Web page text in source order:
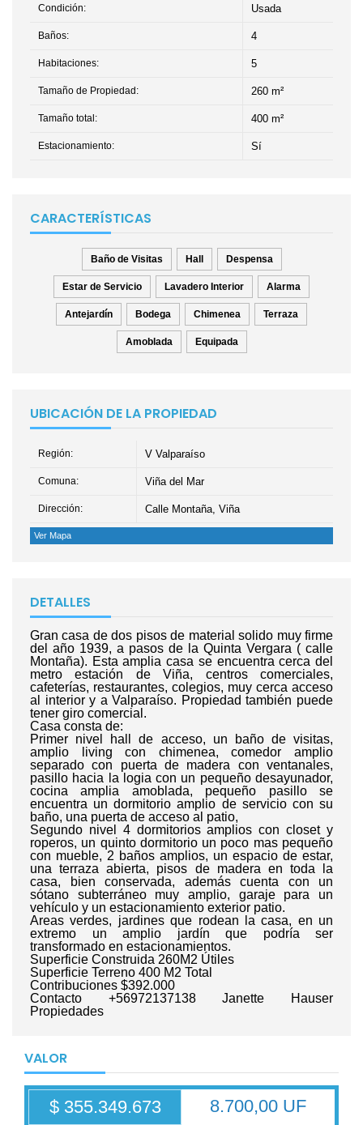
Condición: Usada
Baños: 4
Habitaciones: 5
Tamaño de Propiedad: 260 m²
Tamaño total: 400 m²
Estacionamiento: Sí
CARACTERÍSTICAS
Baño de Visitas Hall Despensa
Estar de Servicio Lavadero Interior Alarma
Antejardín Bodega Chimenea Terraza
Amoblada Equipada
UBICACIÓN DE LA PROPIEDAD
Región: V Valparaíso
Comuna: Viña del Mar
Dirección: Calle Montaña, Viña
Ver Mapa
DETALLES
Gran casa de dos pisos de material solido muy firme
del año 1939, a pasos de la Quinta Vergara ( calle
Montaña). Esta amplia casa se encuentra cerca del
metro estación de Viña, centros comerciales,
cafeterías, restaurantes, colegios, muy cerca acceso
al interior y a Valparaíso. Propiedad también puede
tener giro comercial.
Casa consta de:
Primer nivel hall de acceso, un baño de visitas,
amplio living con chimenea, comedor amplio
separado con puerta de madera con ventanales,
pasillo hacia la logia con un pequeño desayunador,
cocina amplia amoblada, pequeño pasillo se
encuentra un dormitorio amplio de servicio con su
baño, una puerta de acceso al patio,
Segundo nivel 4 dormitorios amplios con closet y
roperos, un quinto dormitorio un poco mas pequeño
con mueble, 2 baños amplios, un espacio de estar,
una terraza abierta, pisos de madera en toda la
casa, bien conservada, además cuenta con un
sótano subterráneo muy amplio, garaje para un
vehículo y un estacionamiento exterior patio.
Areas verdes, jardines que rodean la casa, en un
extremo un amplio jardín que podría ser
transformado en estacionamientos.
Superficie Construida 260M2 Útiles
Superficie Terreno 400 M2 Total
Contribuciones $392.000
Contacto +56972137138 Janette Hauser
Propiedades
VALOR
$ 355.349.673 8.700,00 UF